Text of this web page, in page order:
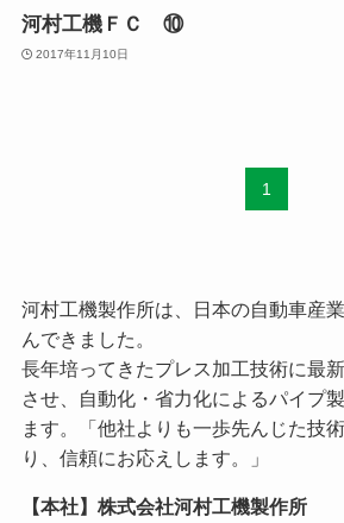
河村工機ＦＣ ⑩
2017年11月10日
1
河村工機製作所は、日本の自動車産
んできました。
長年培ってきたプレス加工技術に最
させ、自動化・省力化によるパイプ
ます。「他社よりも一歩先んじた技
り、信頼にお応えします。」
【本社】株式会社河村工機製作所